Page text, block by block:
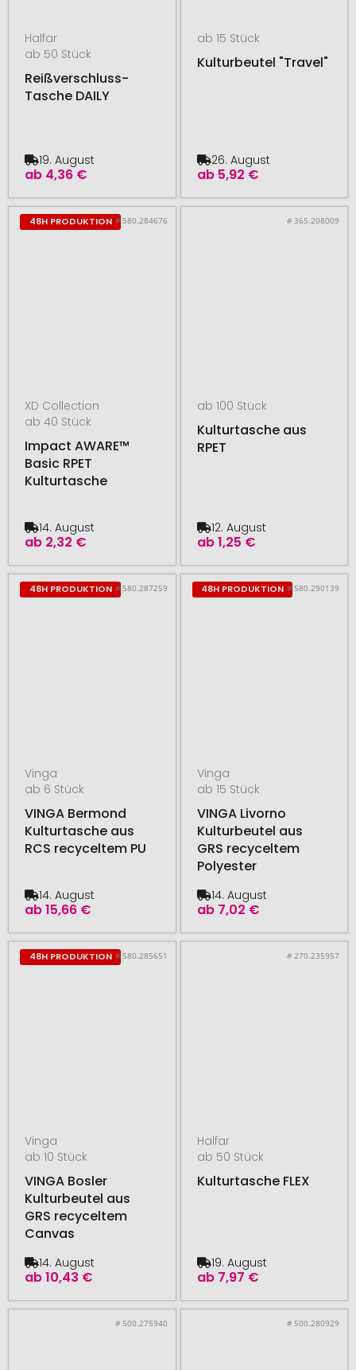
Halfar
ab 50 Stück
Reißverschluss-
Tasche DAILY
ab 4,36 €
19. August
ab 15 Stück
Kulturbeutel "Travel"
ab 5,92 €
26. August
48H PRODUKTION # 580.284676
XD Collection
ab 40 Stück
Impact AWARE™
Basic RPET
Kulturtasche
ab 2,32 €
14. August
# 365.208009
ab 100 Stück
Kulturtasche aus
RPET
ab1,25 €
12. August
48H PRODUKTION # 580.287259
Vinga
ab 6 Stück
VINGA Bermond
Kulturtasche aus
RCS recyceltem PU
ab15,66 €
14. August
48H PRODUKTION # 580.290139
Vinga
ab 15 Stück
VINGA Livorno
Kulturbeutel aus
GRS recyceltem
Polyester
ab 7,02 €
14. August
48H PRODUKTION # 580.285651
Vinga
ab 10 Stück
VINGA Bosler
Kulturbeutel aus
GRS recyceltem
Canvas
ab10,43 €
14. August
# 270.235957
Halfar
ab 50 Stück
Kulturtasche FLEX
ab 7,97 €
19. August
# 500.275940 # 500.280929